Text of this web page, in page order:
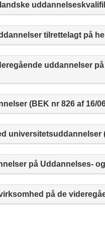
tilrettelagt på
uddannelser
(BEK nr 826 af 16/
universitetsuddannelser
på Uddannelses-
på de